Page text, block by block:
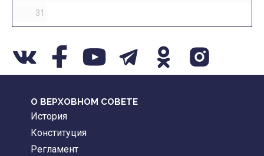
31
О ВЕРХОВНОМ СОВЕТЕ
История
Конституция
Регламент